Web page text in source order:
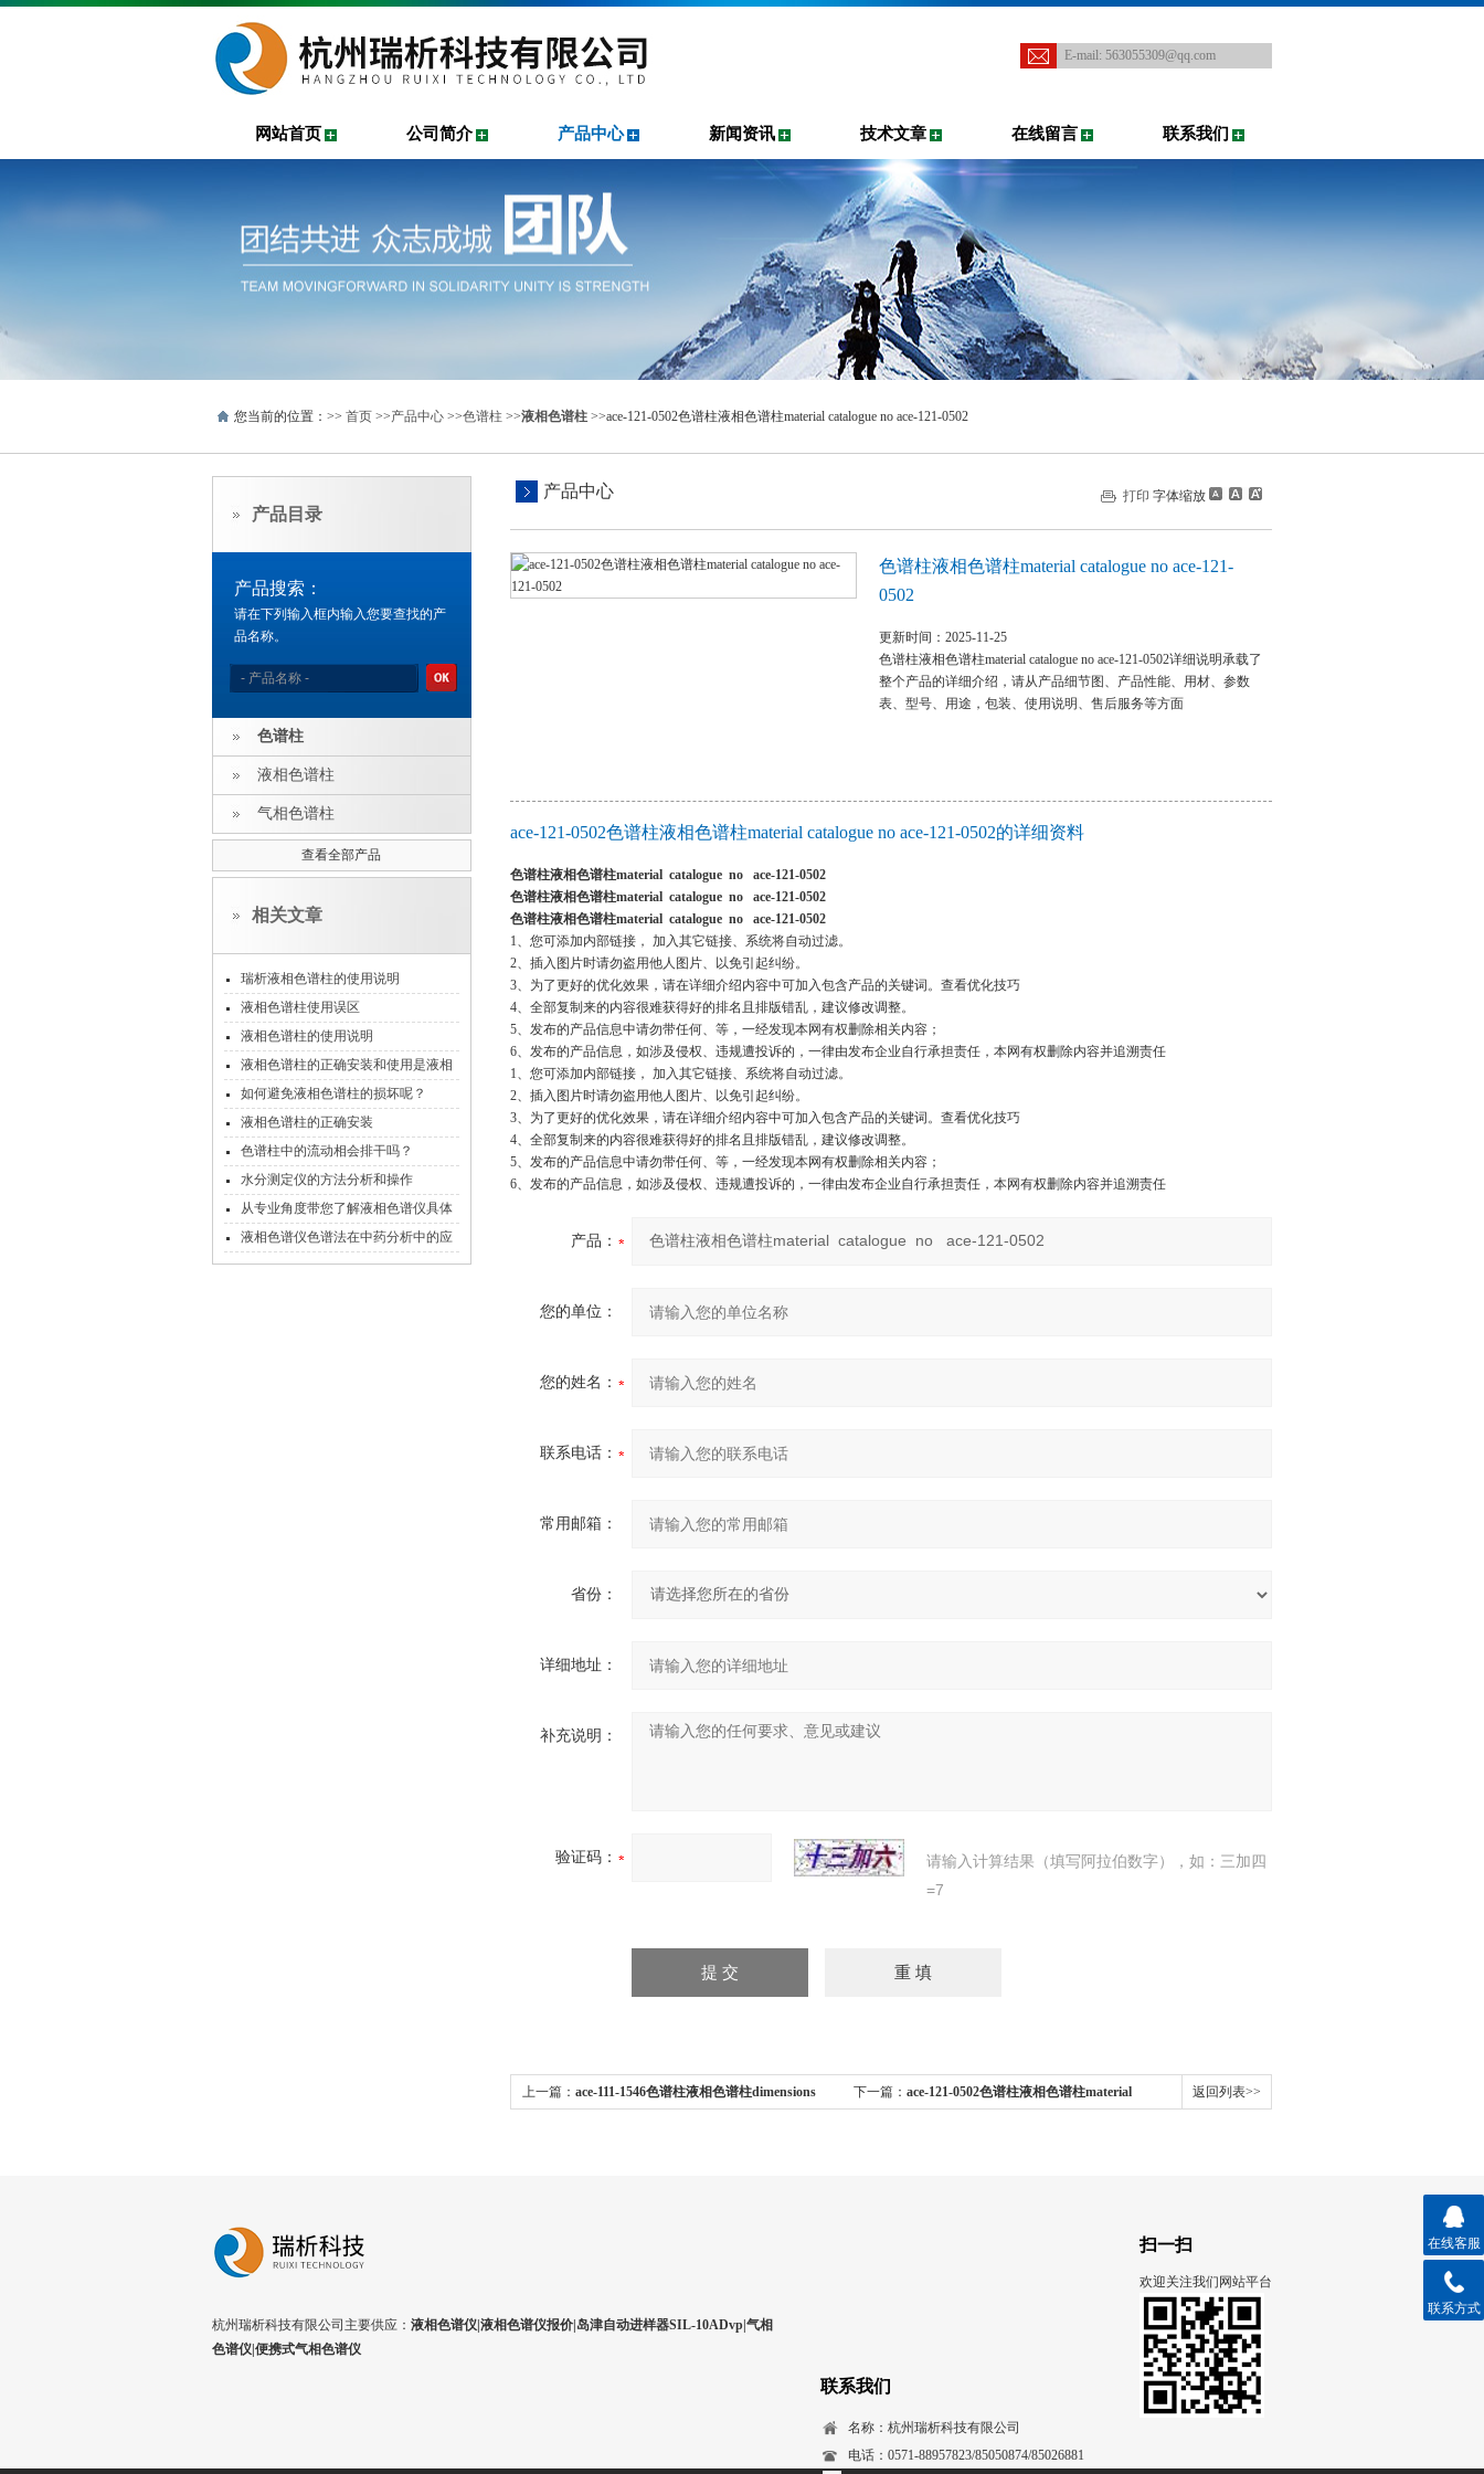
E-mail: 563055309@qq.com
网站首页 公司简介 产品中心 新闻资讯 技术文章 在线留言 联系我们
您当前的位置：>> 首页 >>产品中心 >>色谱柱 >>液相色谱柱 >>ace-121-0502色谱柱液相色谱柱material catalogue no ace-121-0502
产品目录
产品搜索：
请在下列输入框内输入您要查找的产
品名称。
色谱柱
液相色谱柱
气相色谱柱
查看全部产品
相关文章
瑞析液相色谱柱的使用说明
液相色谱柱使用误区
液相色谱柱的使用说明
液相色谱柱的正确安装和使用是液相
色谱工作的关键
如何避免液相色谱柱的损坏呢？
液相色谱柱的正确安装
色谱柱中的流动相会排干吗？
水分测定仪的方法分析和操作
从专业角度带您了解液相色谱仪具体
操作步骤
液相色谱仪色谱法在中药分析中的应
用
产品中心 打印 字体缩放
色谱柱液相色谱柱material catalogue no ace-121-
0502
更新时间：2025-11-25
色谱柱液相色谱柱material catalogue no ace-121-0502详细说明承载了
整个产品的详细介绍，请从产品细节图、产品性能、用材、参数
表、型号、用途，包装、使用说明、售后服务等方面
ace-121-0502色谱柱液相色谱柱material catalogue no ace-121-0502的详细资料
色谱柱液相色谱柱material catalogue no ace-121-0502
色谱柱液相色谱柱material catalogue no ace-121-0502
色谱柱液相色谱柱material catalogue no ace-121-0502
1、您可添加内部链接， 加入其它链接、系统将自动过滤。
2、插入图片时请勿盗用他人图片、以免引起纠纷。
3、为了更好的优化效果，请在详细介绍内容中可加入包含产品的关键词。查看优化技巧
4、全部复制来的内容很难获得好的排名且排版错乱，建议修改调整。
5、发布的产品信息中请勿带任何、等，一经发现本网有权删除相关内容；
6、发布的产品信息，如涉及侵权、违规遭投诉的，一律由发布企业自行承担责任，本网有权删除内容并追溯责任
1、您可添加内部链接， 加入其它链接、系统将自动过滤。
2、插入图片时请勿盗用他人图片、以免引起纠纷。
3、为了更好的优化效果，请在详细介绍内容中可加入包含产品的关键词。查看优化技巧
4、全部复制来的内容很难获得好的排名且排版错乱，建议修改调整。
5、发布的产品信息中请勿带任何、等，一经发现本网有权删除相关内容；
6、发布的产品信息，如涉及侵权、违规遭投诉的，一律由发布企业自行承担责任，本网有权删除内容并追溯责任
产品：
您的单位：
您的姓名：
联系电话：
常用邮箱：
省份：
详细地址：
补充说明：
验证码：
请输入计算结果（填写阿拉伯数字），如：三加四
=7
上一篇： ace-111-1546色谱柱液相色谱柱dimensions 下一篇： ace-121-0502色谱柱液相色谱柱material 返回列表>>
杭州瑞析科技有限公司主要供应： 液相色谱仪|液相色谱仪报价|岛津自动进样器SIL-10ADvp|气相
色谱仪|便携式气相色谱仪
扫一扫
欢迎关注我们网站平台
联系我们
名称：杭州瑞析科技有限公司
电话：0571-88957823/85050874/85026881
在线客服
联系方式